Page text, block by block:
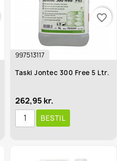
997513117
Taski Jontec 300 Free 5 Ltr.
262,95 kr.
BESTIL
favorite_border